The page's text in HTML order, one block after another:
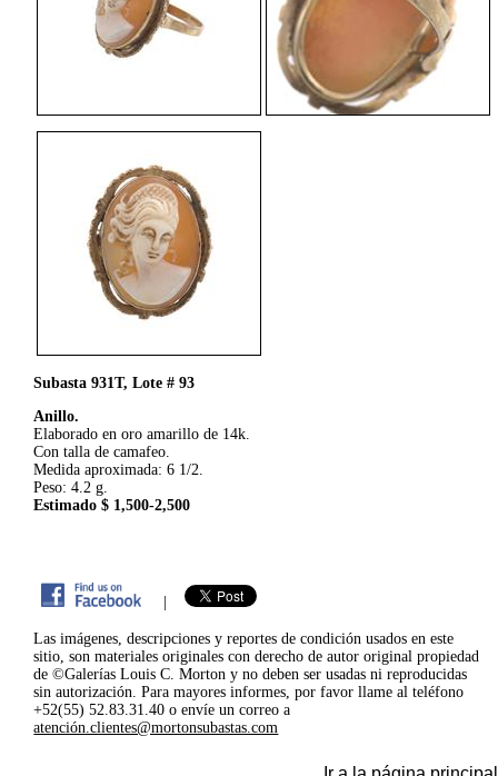
Subasta 931T, Lote # 93
Anillo.
Elaborado en oro amarillo de 14k.
Con talla de camafeo.
Medida aproximada: 6 1/2.
Peso: 4.2 g.
Estimado $ 1,500-2,500
|
Las imágenes, descripciones y reportes de condición usados en este
sitio, son materiales originales con derecho de autor original propiedad
de ©Galerías Louis C. Morton y no deben ser usadas ni reproducidas
sin autorización. Para mayores informes, por favor llame al teléfono
+52(55) 52.83.31.40 o envíe un correo a
atención.clientes@mortonsubastas.com